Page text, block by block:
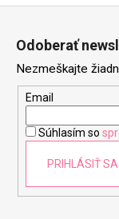
Odoberať
Nezmeškajte
Email
Súhlasím so
PRIHLÁSIŤ SA